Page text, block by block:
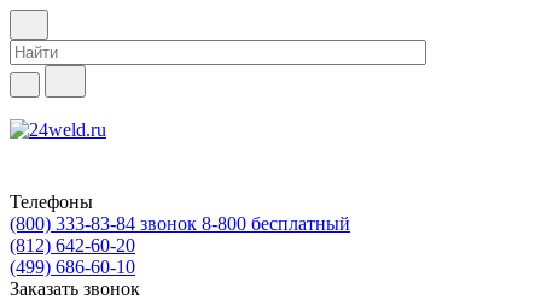
Телефоны
(800) 333-83-84 звонок 8-800 бесплатный
(812) 642-60-20
(499) 686-60-10
Заказать звонок